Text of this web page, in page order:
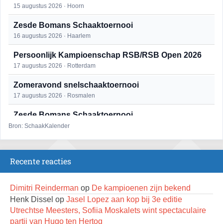
15 augustus 2026 · Hoorn
Zesde Bomans Schaaktoernooi
16 augustus 2026 · Haarlem
Persoonlijk Kampioenschap RSB/RSB Open 2026
17 augustus 2026 · Rotterdam
Zomeravond snelschaaktoernooi
17 augustus 2026 · Rosmalen
Zesde Bomans Schaaktoernooi
17 augustus 2026 · Haarlem
Persoonlijk Kampioenschap RSB/RSB Open 2026
18 augustus 2026 · Rotterdam
Mat op ‘t Wad
22 augustus 2026 · Den Burg, Texel
Bron: SchaakKalender
Recente reacties
Dimitri Reinderman op De kampioenen zijn bekend
Henk Dissel op Jasel Lopez aan kop bij 3e editie
Utrechtse Meesters, Sofiia Moskalets wint spectaculaire
partij van Hugo ten Hertog